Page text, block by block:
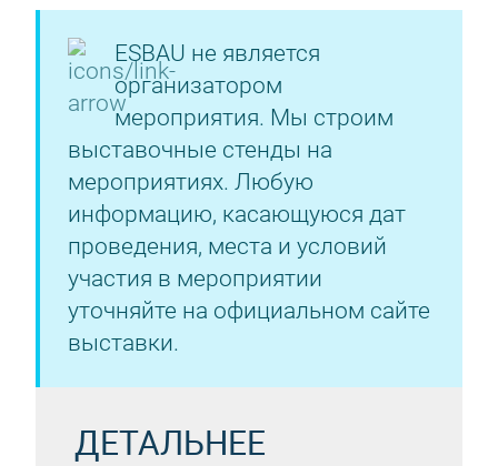
ESBAU не является
организатором
мероприятия. Мы строим
выставочные стенды на
мероприятиях. Любую
информацию, касающуюся дат
проведения, места и условий
участия в мероприятии
уточняйте на официальном сайте
выставки.
ДЕТАЛЬНЕЕ